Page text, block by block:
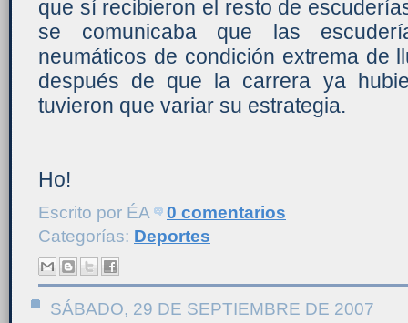
que sí recibieron el resto de
se comunicaba que las
neumáticos de condición extrema de
después de que la carrera ya
tuvieron que variar su estrategia.
Ho!
Escrito por ÉA
0 comentarios
Categorías: Deportes
SÁBADO, 29 DE SEPTIEMBRE DE 2007